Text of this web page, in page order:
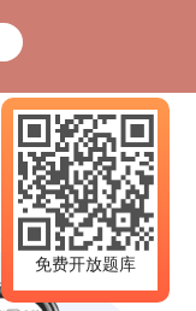
免费开放题库